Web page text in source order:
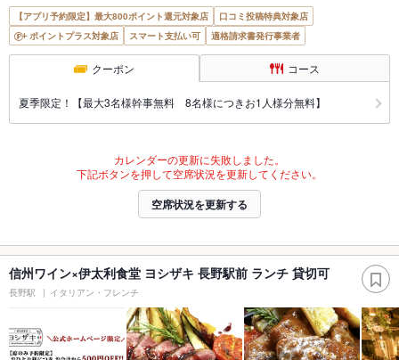
【アプリ予約限定】最大800ポイント還元対象店
口コミ投稿特典対象店
ポイントプラス対象店
スマート支払い可 適格請求書発行事業者
クーポン コース
夏季限定！【最大3名様幹事無料 8名様につきお1人様分無料】
カレンダーの更新に失敗しました。
下記ボタンを押して空席状況を更新してください。
空席状況を更新する
信州ワイン×伊太利食堂 ヨシザキ 長野駅前 ランチ 貸切可
長野駅 イタリアン・フレンチ